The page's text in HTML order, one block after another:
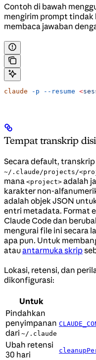
Contoh di bawah
mengirim prompt tindak
membaca jawaban
claude -p --resume <
Tempat transkrip
Secara default,
~/.claude/projects/
mana <project> adalah
karakter non-
adalah objek JSON
entri metadata. Format
Claude Code dan
mengurai file ini secara
apa pun. Untuk
atauantarmuka skrip
Lokasi, retensi, dan
dikonfigurasi:
Untuk
Pindahkan
penyimpanan
dari ~/.claude
Ubah retensi
30 hari